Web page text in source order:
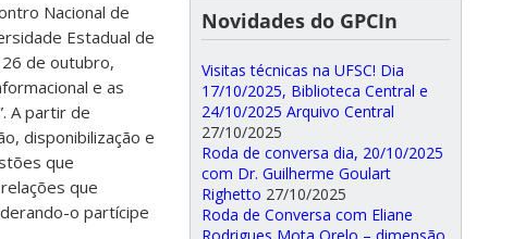
Nacional de
Estadual de
de outubro,
e as
A partir de
disponibilização e
que
que
o partícipe
Novidades do GPCIn
Visitas técnicas na UFSC! Dia
17/10/2025, Biblioteca Central e
24/10/2025 Arquivo Central
27/10/2025
Roda de conversa dia, 20/10/2025
com Dr. Guilherme Goulart
Righetto 27/10/2025
Roda de Conversa com Eliane